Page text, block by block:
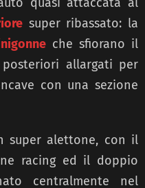
super ribassato: la
che sfiorano il
allargati per
con una sezione
super alettone, con il
racing ed il doppio
centralmente nel